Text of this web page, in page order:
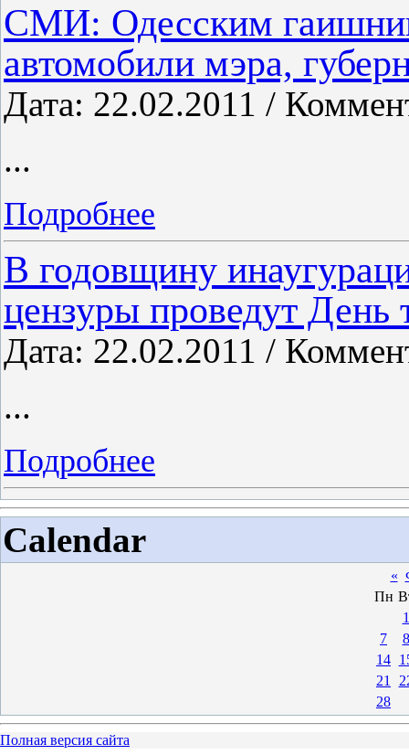
СМИ: Одесским
автомобили мэра,
Дата: 22.02.2011 /
...
Подробнее
В годовщину
цензуры проведут День
Дата: 22.02.2011 /
...
Подробнее
Calendar
«
Пн
1
7
8
14
21
28
Полная версия сайта